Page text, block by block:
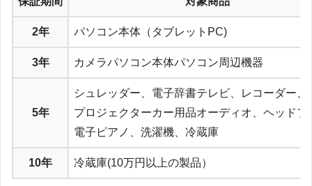
2年 パソコン本体（タブレットPC)
3年 カメラパソコン本体パソコン周辺機器
5年
シュレッダー、電子辞書テレビ、レコーダー、
プロジェクターカー用品オーディオ、ヘッドフ
電子ピアノ、洗濯機、冷蔵庫
10年 冷蔵庫(10万円以上の製品）